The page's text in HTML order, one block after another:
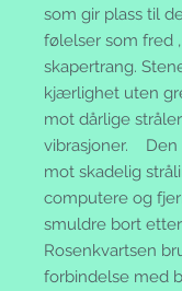
som gir plass til
følelser som fred
skapertrang.
kjærlighet uten
mot dårlige
vibrasjoner. Den
mot skadelig
computere og
smuldre bort
Rosenkvartsen
forbindelse med